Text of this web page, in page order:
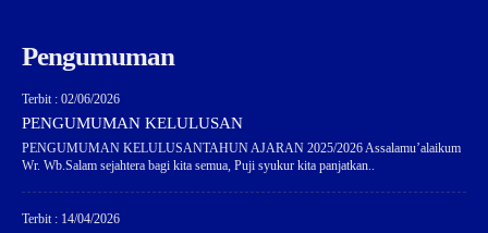
Pengumuman
Terbit : 02/06/2026
PENGUMUMAN KELULUSAN
PENGUMUMAN KELULUSANTAHUN AJARAN 2025/2026 Assalamu’alaikum
Wr. Wb.Salam sejahtera bagi kita semua, Puji syukur kita panjatkan..
Terbit : 14/04/2026